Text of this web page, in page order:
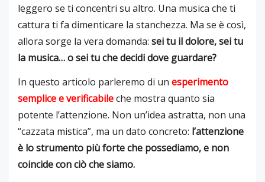
leggero se ti concentri su altro. Una musica che ti
cattura ti fa dimenticare la stanchezza. Ma se è così,
allora sorge la vera domanda: sei tu il dolore, sei tu
la musica… o sei tu che decidi dove guardare?
In questo articolo parleremo di un esperimento
semplice e verificabileche mostra quanto sia
potente l’attenzione. Non un’idea astratta, non una
“cazzata mistica”, ma un dato concreto: l’attenzione
è lo strumento più forte che possediamo, e non
coincide con ciò che siamo.